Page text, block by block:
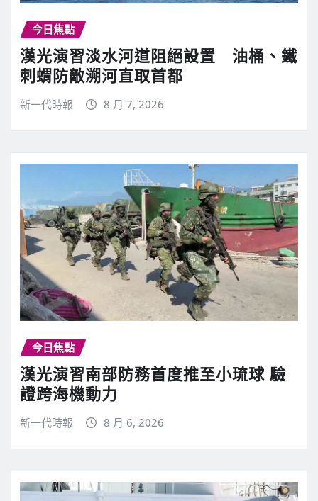
今日焦點
漢光演習淡水河道阻絕設置 油桶、鐵
刺蝟防敵溯河直取首都
新一代時報 8 月 7, 2026
今日焦點
漢光演習南部防務首度推至小琉球 驗
證跨海機動力
新一代時報 8 月 6, 2026